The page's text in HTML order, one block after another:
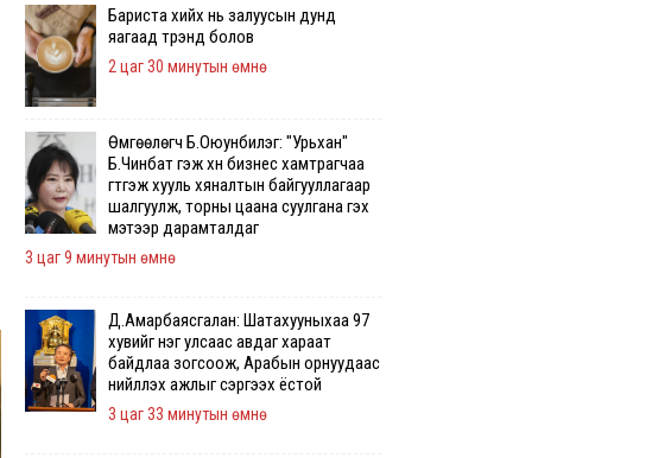
Бариста хийх нь залуусын дунд
яагаад трэнд болов
2 цаг 30 минутын өмнө
Өмгөөлөгч Б.Оюунбилэг: "Урьхан"
Б.Чинбат гэж хүн бизнес хамтрагчаа
гүтгэж хууль хяналтын байгууллагаар
шалгуулж, торны цаана суулгана гэх
мэтээр дарамталдаг
3 цаг 9 минутын өмнө
Д.Амарбаясгалан: Шатахууныхаа 97
хувийг нэг улсаас авдаг хараат
байдлаа зогсоож, Арабын орнуудаас
нийлүүлэх ажлыг сэргээх ёстой
3 цаг 33 минутын өмнө